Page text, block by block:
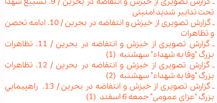
تحت تدابیر شدید امنیتی
ـ گزارش تصویری از خیزش و انتفاضه در بحرین / 10. ادامه تحصن
و تظاهرات
ـ گزارش تصویری از خیزش و انتفاضه در بحرین / 11. تظاهرات
بزرگ "وفا به شهداء" سه‏شنبه (1)
ـ گزارش تصویری از خیزش و انتفاضه در بحرین / 12. تظاهرات
بزرگ "وفا به شهداء" سه‏شنبه (2)
ـ گزارش تصویری از خیزش و انتفاضه در بحرین / 13. راهپيمايي
بزرگ "عزای عمومی" جمعه 6 اسفند (1)